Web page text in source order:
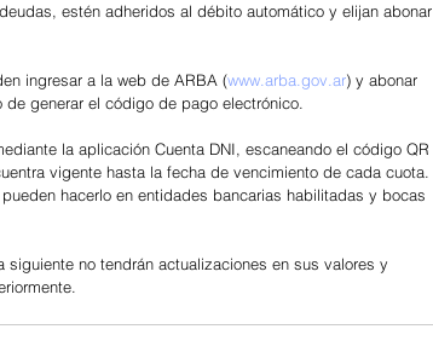
estén adheridos al débito automático y elijan abonar
ingresar a la web de ARBA (www.arba.gov.ar) y abonar
generar el código de pago electrónico.
la aplicación Cuenta DNI, escaneando el código QR
vigente hasta la fecha de vencimiento de cada cuota.
hacerlo en entidades bancarias habilitadas y bocas
no tendrán actualizaciones en sus valores y